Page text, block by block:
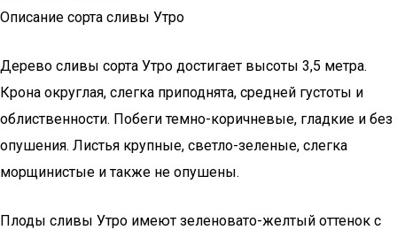
Описание сорта сливы Утро
Дерево сливы сорта Утро достигает высоты 3,5 метра.
Крона округлая, слегка приподнята, средней густоты и
облиственности. Побеги темно-коричневые, гладкие и без
опушения. Листья крупные, светло-зеленые, слегка
морщинистые и также не опушены.
Плоды сливы Утро имеют зеленовато-желтый оттенок с